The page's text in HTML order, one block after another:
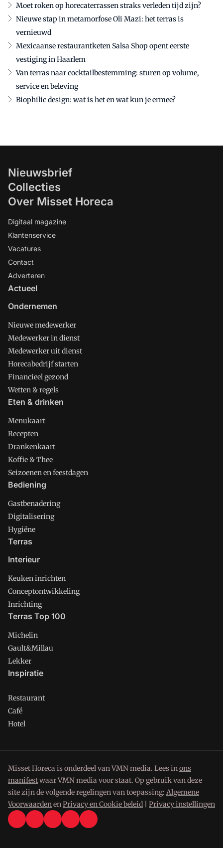
Moet roken op horecaterrassen straks verleden tijd zijn?
Nieuwe stap in metamorfose Oli Mazi: het terras is
vernieuwd
Mexicaanse restaurantketen Salsa Shop opent eerste
vestiging in Haarlem
Van terras naar cocktailbestemming: sturen op volume,
service en beleving
Biophilic design: wat is het en wat kun je ermee?
Nieuwsbrief
Collecties
Over Misset Horeca
Digitaal magazine
Klantenservice
Vacatures
Contact
Adverteren
Actueel
Ondernemen
Nieuwe medewerker
Medewerker in dienst
Medewerker uit dienst
Horecabedrijf starten
Financieel gezond
Wetten & regels
Eten & drinken
Menukaart
Recepten
Drankenkaart
Koffie & Thee
Seizoenen en feestdagen
Bediening
Gastbenadering
Digitalisering
Hygiëne
Terras
Interieur
Keuken inrichten
Conceptontwikkeling
Inrichting
Terras Top 100
Michelin
Gault&Millau
Lekker
Inspiratie
Restaurant
Café
Hotel
Misset Horeca is onderdeel van VMN media. Lees inons
manifestwaar VMN media voor staat. Op gebruik van deze
site zijn de volgende regelingen van toepassing: Algemene
VoorwaardenenPrivacy en Cookie beleid Privacy instellingen